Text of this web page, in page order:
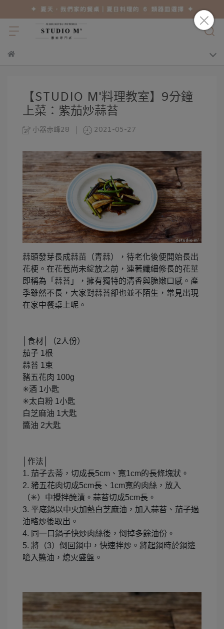
【STUDIO M'料理教室】9分鐘
上菜：紫茄炒蒜苔
小器赤峰28 2021-05-27
蒜頭發芽長成蒜苗（青蒜），待老化後便開始長出
花梗。在花苞尚未綻放之前，連著纖細修長的花莖
即稱為「蒜苔」，擁有獨特的清香與脆嫩口感。產
季雖然不長，大家對蒜苔卻也並不陌生，常見出現
在家中餐桌上呢。
│食材│（2人份）
茄子 1根
蒜苔 1束
豬五花肉 100g
✳︎酒 1小匙
✳︎太白粉 1小匙
白芝麻油 1大匙
醬油 2大匙
│作法│
1. 茄子去蒂，切成長5cm、寬1cm的長條塊狀。
2. 豬五花肉切成5cm長、1cm寬的肉絲，放入
（✳︎）中攪拌醃漬。蒜苔切成5cm長。
3. 平底鍋以中火加熱白芝麻油，加入蒜苔、茄子過
油略炒後取出。
4. 同一口鍋子快炒肉絲後，倒掉多餘油份。
5. 將（3）倒回鍋中，快速拌炒。將起鍋時於鍋邊
嗆入醬油，熄火盛盤。